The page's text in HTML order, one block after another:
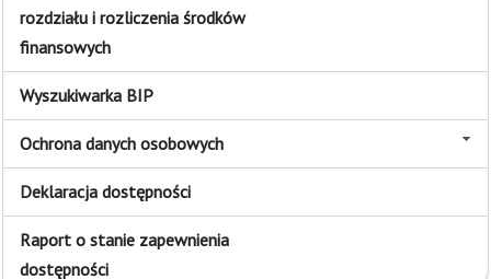
rozdziału i rozliczenia środków
finansowych
Wyszukiwarka BIP
Ochrona danych osobowych
Deklaracja dostępności
Raport o stanie zapewnienia
dostępności